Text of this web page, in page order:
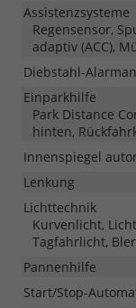
Assistenzsysteme
Regensensor,
adaptiv (ACC),
Diebstahl-
Einparkhilfe
Park Distance
hinten,
Innenspiegel
Lenkung
Lichttechnik
Kurvenlicht,
Tagfahrlicht,
Pannenhilfe
Start/Stop-